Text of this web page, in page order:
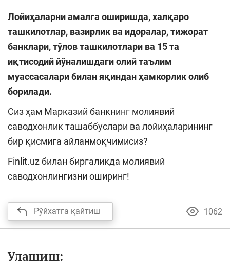
Лойиҳаларни амалга оширишда, халқаро
ташкилотлар, вазирлик ва идоралар, тижорат
банклари, тўлов ташкилотлари ва 15 та
иқтисодий йўналишдаги олий таълим
муассасалари билан яқиндан ҳамкорлик олиб
борилади.
Сиз ҳам Марказий банкнинг молиявий
саводхонлик ташаббуслари ва лойиҳаларининг
бир қисмига айланмоқчимисиз?
Finlit.uz билан биргаликда молиявий
саводхонлингизни оширинг!
Рўйхатга қайтиш 1062
Улашиш: